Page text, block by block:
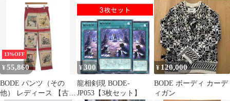
13%OFF
¥55,860
BODE パンツ（その
他） レディース 【古
¥300
龍相剣現 BODE-
JP053【3枚セット】
¥ 120,000
BODE ボーディ カーデ
ィガン